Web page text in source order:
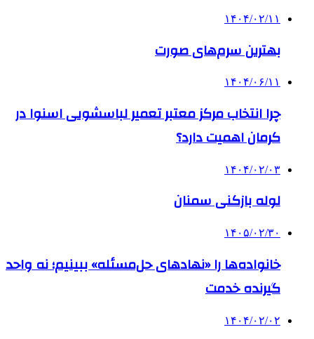
۱۴۰۴/۰۲/۱۱
بهترین سرم‌های صورت
۱۴۰۴/۰۶/۱۱
چرا انتخاب مرکز معتبر تعمیر لباسشویی اسنوا در
کرمان اهمیت دارد؟
۱۴۰۴/۰۲/۰۳
لوله بازکنی سمنان
۱۴۰۵/۰۲/۳۰
خانواده‌ها را «نهادهای حل‌مسئله» ببینیم؛ نه واحد
گیرنده خدمت
۱۴۰۴/۰۲/۰۲